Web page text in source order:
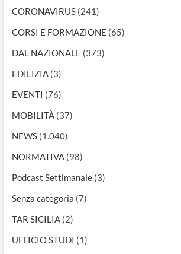
CORONAVIRUS(241)
CORSI E FORMAZIONE (65)
DAL NAZIONALE (373)
EDILIZIA(3)
EVENTI (76)
MOBILITÀ(37)
NEWS(1.040)
NORMATIVA(98)
Podcast Settimanale(3)
Senza categoria (7)
TAR SICILIA(2)
UFFICIO STUDI (1)